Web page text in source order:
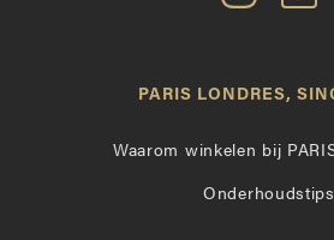
Paris
Instagram
op
PARIS LONDRES,
Waarom winkelen bij
Onderhoudstips